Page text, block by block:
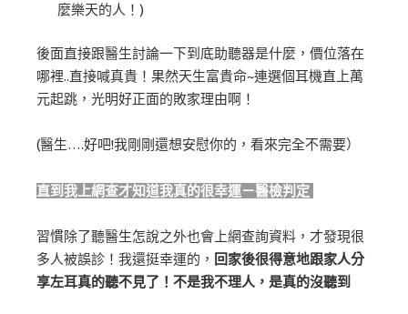
麼樂天的人！)
後面直接跟醫生討論一下到底助聽器是什麼，價位落在
哪裡..直接喊真貴！果然天生富貴命~連選個耳機直上萬
元起跳，光明好正面的敗家理由啊！
(醫生….好吧!我剛剛還想安慰你的，看來完全不需要）
直到我上網查才知道我真的很幸運－醫檢判定
習慣除了聽醫生怎說之外也會上網查詢資料，才發現很
多人被誤診！我還挺幸運的， 回家後很得意地跟家人分
享左耳真的聽不見了！不是我不理人，是真的沒聽到